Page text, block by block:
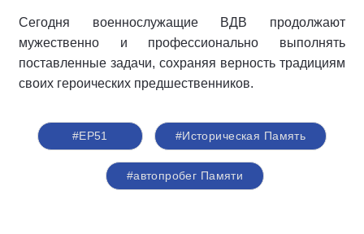
Сегодня военнослужащие ВДВ продолжают
мужественно и профессионально выполнять
поставленные задачи, сохраняя верность традициям
своих героических предшественников.
#ЕР51 #Историческая Память
#автопробег Памяти